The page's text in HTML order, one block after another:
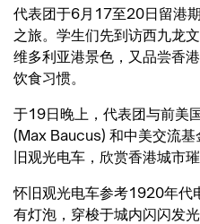
代表团于6月17至20日留港
之旅。学生们先到访西九龙
维多利亚港景色，又品尝香
饮食习惯。
于19日晚上，代表团与前美
(Max Baucus) 和中美交流
旧观光电车，欣赏香港城市璀
怀旧观光电车参考1920年代
有灯泡，穿梭于城内闪闪发